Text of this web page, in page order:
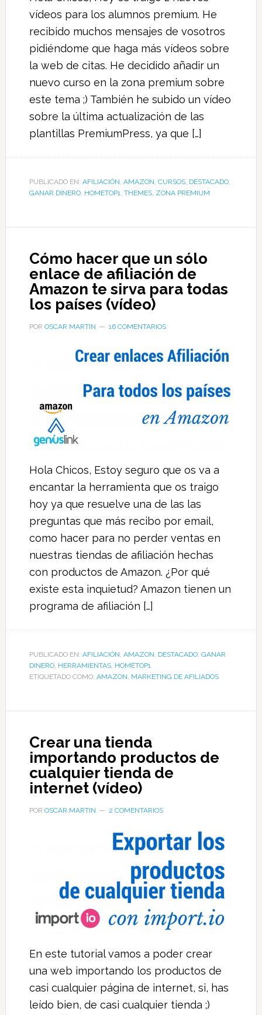
vídeos para los alumnos premium. He
recibido muchos mensajes de vosotros
pidiéndome que haga más vídeos sobre
la web de citas. He decidido añadir un
nuevo curso en la zona premium sobre
este tema ;) También he subido un vídeo
sobre la última actualización de las
plantillas PremiumPress, ya que […]
PUBLICADO EN: AFILIACIÓN, AMAZON, CURSOS, DESTACADO,
GANAR DINERO, HOMETOP1, THEMES, ZONA PREMIUM
Cómo hacer que un sólo
enlace de afiliación de
Amazon te sirva para todas
los países (vídeo)
POR OSCAR MARTIN 16 COMENTARIOS
Hola Chicos, Estoy seguro que os va a
encantar la herramienta que os traigo
hoy ya que resuelve una de las las
preguntas que más recibo por email,
como hacer para no perder ventas en
nuestras tiendas de afiliación hechas
con productos de Amazon. ¿Por qué
existe esta inquietud? Amazon tienen un
programa de afiliación […]
PUBLICADO EN: AFILIACIÓN, AMAZON, DESTACADO, GANAR
DINERO, HERRAMIENTAS, HOMETOP1
ETIQUETADO COMO: AMAZON, MARKETING DE AFILIADOS
Crear una tienda
importando productos de
cualquier tienda de
internet (vídeo)
POR OSCAR MARTIN 2 COMENTARIOS
En este tutorial vamos a poder crear
una web importando los productos de
casi cualquier página de internet, si, has
leído bien, de casi cualquier tienda ;)